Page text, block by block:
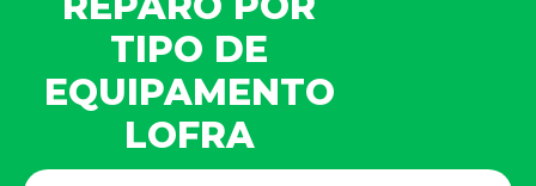
TIPO DE
EQUIPAMENTO
LOFRA